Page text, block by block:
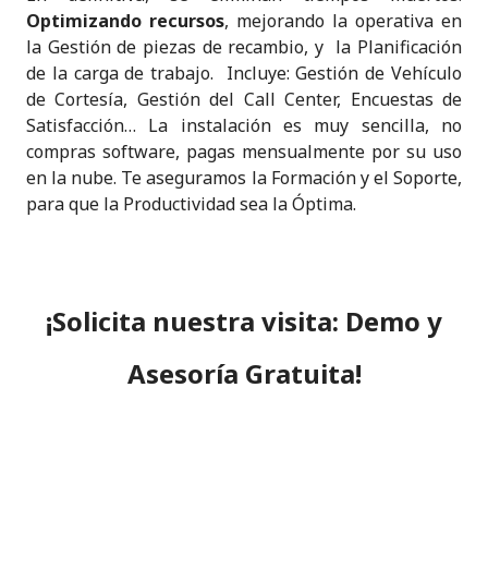
Optimizando recursos, mejorando la operativa en
la Gestión de piezas de recambio, y la Planificación
de la carga de trabajo. Incluye: Gestión de Vehículo
de Cortesía, Gestión del Call Center, Encuestas de
Satisfacción… La instalación es muy sencilla, no
compras software, pagas mensualmente por su uso
en la nube. Te aseguramos la Formación y el Soporte,
para que la Productividad sea la Óptima.
¡Solicita nuestra visita: Demo y
Asesoría Gratuita!